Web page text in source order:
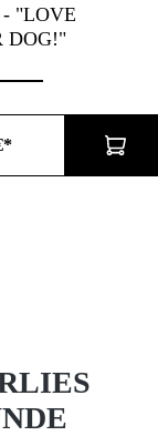
- "LOVE
DOG!"
0 von 5 Sternen